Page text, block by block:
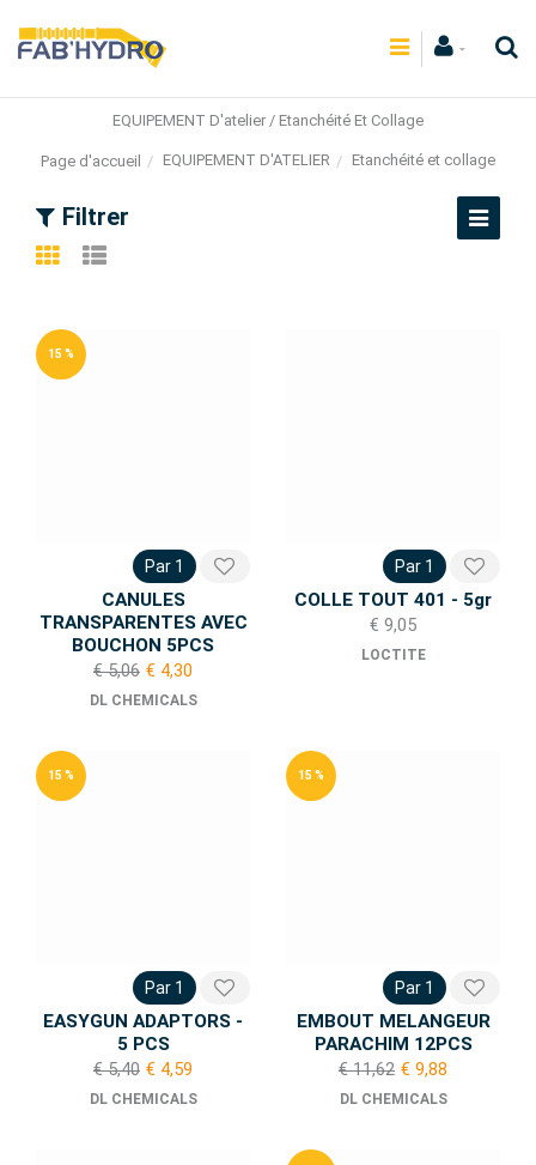
EQUIPEMENT D'atelier / Etanchéité Et Collage
Page d'accueil EQUIPEMENT D'ATELIER Etanchéité et collage
Filtrer
15 %
Par 1
CANULES
TRANSPARENTES AVEC
BOUCHON 5PCS
€ 5,06 € 4,30
DL CHEMICALS
Par 1
COLLE TOUT 401 - 5gr
€ 9,05
LOCTITE
15 %
Par 1
EASYGUN ADAPTORS -
5 PCS
€ 5,40 € 4,59
DL CHEMICALS
15 %
Par 1
EMBOUT MELANGEUR
PARACHIM 12PCS
€ 11,62 € 9,88
DL CHEMICALS